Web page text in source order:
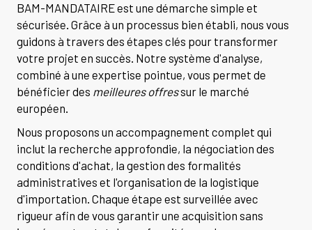
BAM-MANDATAIRE est une démarche simple et
sécurisée. Grâce à un processus bien établi, nous vous
guidons à travers des étapes clés pour transformer
votre projet en succès. Notre système d'analyse,
combiné à une expertise pointue, vous permet de
bénéficier des meilleures offressur le marché
européen.
Nous proposons un accompagnement complet qui
inclut la recherche approfondie, la négociation des
conditions d'achat, la gestion des formalités
administratives et l'organisation de la logistique
d'importation. Chaque étape est surveillée avec
rigueur afin de vous garantir une acquisition sans